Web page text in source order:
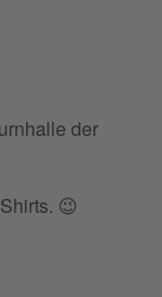
der
😉